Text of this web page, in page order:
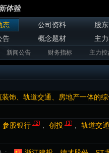
态 公司资料
股
告
概念题材 主
新闻公告 财务指标 主力控
饰、轨道交通、房地产一体的
参股银行 ， 创投 ， 轨道交通